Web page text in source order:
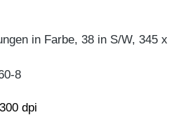
in Farbe, 38 in S/W, 345 x
8
dpi